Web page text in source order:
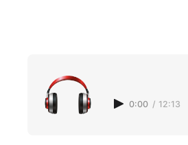
0:00 / 12:13